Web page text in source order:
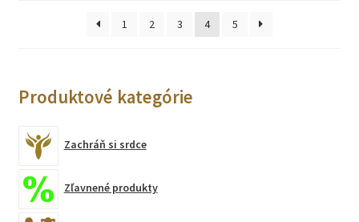
1 2 3 4 5
Produktové kategórie
Zachráň si srdce
Zľavnené produkty